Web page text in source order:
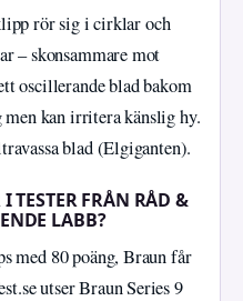
rör sig i cirklar och
– skonsammare mot
oscillerande blad bakom
kan irritera känslig hy.
blad (Elgiganten).
TESTER FRÅN RÅD &
LABB?
med 80 poäng, Braun får
utser Braun Series 9